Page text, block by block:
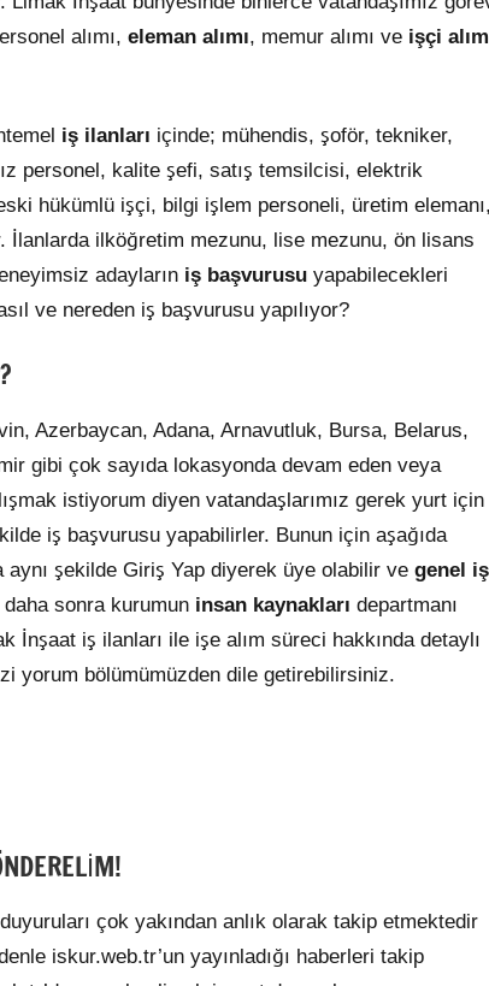
alımı, eleman alımı, memur alımı ve işçi
iş ilanları içinde; mühendis, şoför, tekniker,
personel, kalite şefi, satış temsilcisi, elektrik
hükümlü işçi, bilgi işlem personeli, üretim
İlanlarda ilköğretim mezunu, lise mezunu, ön lisans
adayların iş başvurusu yapabilecekleri
ve nereden iş başvurusu yapılıyor?
Azerbaycan, Adana, Arnavutluk, Bursa, Belarus,
gibi çok sayıda lokasyonda devam eden veya
istiyorum diyen vatandaşlarımız gerek yurt için
iş başvurusu yapabilirler. Bunun için aşağıda
aynı şekilde Giriş Yap diyerek üye olabilir ve genel iş
sonra kurumun insan kaynakları departmanı
İnşaat iş ilanları ile işe alım süreci hakkında detaylı
yorum bölümümüzden dile getirebilirsiniz.
çok yakından anlık olarak takip etmektedir
iskur.web.tr’un yayınladığı haberleri takip